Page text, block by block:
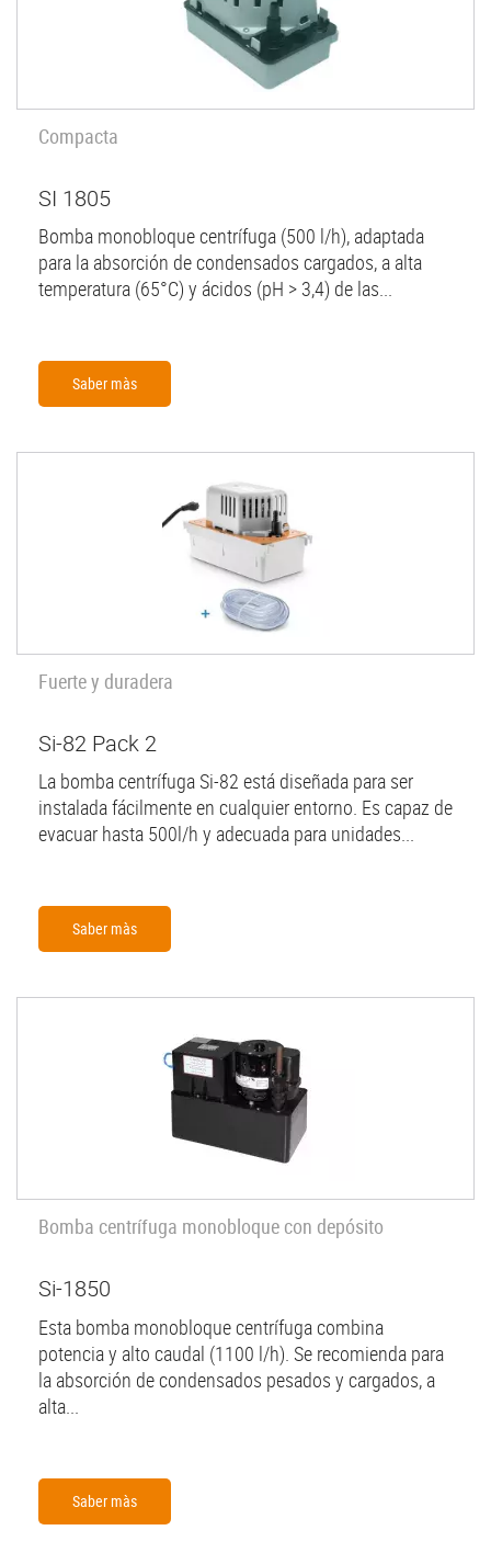
Compacta
SI 1805
Bomba monobloque centrífuga (500 l/h), adaptada
para la absorción de condensados cargados, a alta
temperatura (65°C) y ácidos (pH > 3,4) de las...
Saber màs
Fuerte y duradera
Si-82 Pack 2
La bomba centrífuga Si-82 está diseñada para ser
instalada fácilmente en cualquier entorno. Es capaz de
evacuar hasta 500l/h y adecuada para unidades...
Saber màs
Bomba centrífuga monobloque con depósito
Si-1850
Esta bomba monobloque centrífuga combina
potencia y alto caudal (1100 l/h). Se recomienda para
la absorción de condensados pesados y cargados, a
alta...
Saber màs